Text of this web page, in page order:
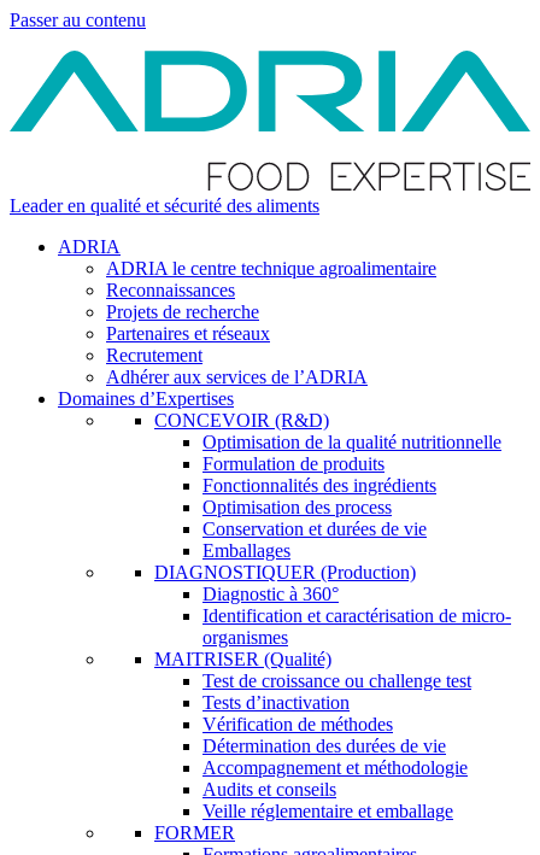
Passer au contenu
Leader en qualité et sécurité des aliments
ADRIA
ADRIA le centre technique agroalimentaire
Reconnaissances
Projets de recherche
Partenaires et réseaux
Recrutement
Adhérer aux services de l’ADRIA
Domaines d’Expertises
CONCEVOIR (R&D)
Optimisation de la qualité nutritionnelle
Formulation de produits
Fonctionnalités des ingrédients
Optimisation des process
Conservation et durées de vie
Emballages
DIAGNOSTIQUER (Production)
Diagnostic à 360°
Identification et caractérisation de micro-
organismes
MAITRISER (Qualité)
Test de croissance ou challenge test
Tests d’inactivation
Vérification de méthodes
Détermination des durées de vie
Accompagnement et méthodologie
Audits et conseils
Veille réglementaire et emballage
FORMER